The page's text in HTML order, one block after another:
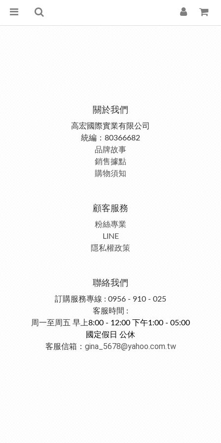
關於我們
高宏國際實業有限公司
統編：80366682
品牌故事
銷售據點
購物須知
顧客服務
粉絲專業
LINE
隱私權政策
聯絡我們
訂購服務專線 : 0956 - 910 - 025
客服時間 :
周一至周五 早上8:00 - 12:00 下午1:00 - 05:00
國定假日 公休
客服信箱： gina_5678@yahoo.com.tw